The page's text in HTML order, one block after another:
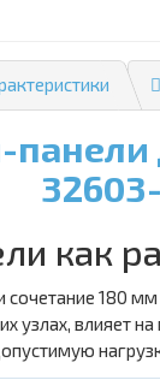
панели
как
сочетание 180
узлах, влияет